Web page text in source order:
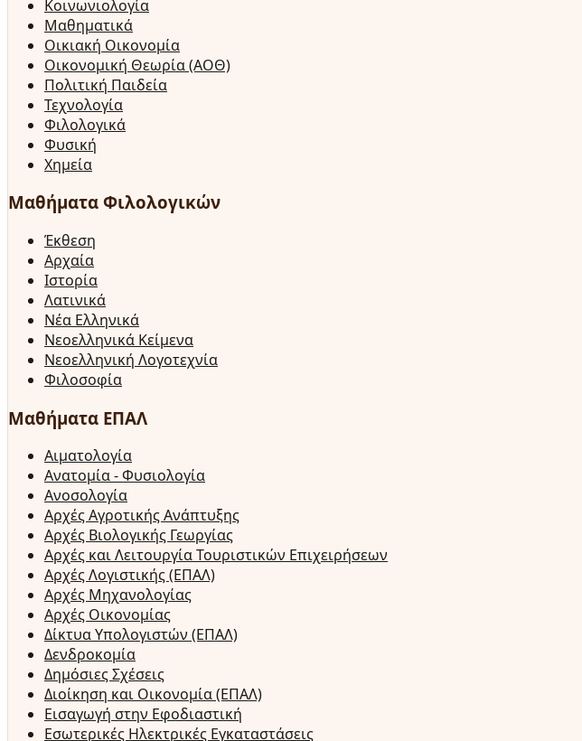
Κοινωνιολογία
Μαθηματικά
Οικιακή Οικονομία
Οικονομική Θεωρία (ΑΟΘ)
Πολιτική Παιδεία
Τεχνολογία
Φιλολογικά
Φυσική
Χημεία
Μαθήματα Φιλολογικών
Έκθεση
Αρχαία
Ιστορία
Λατινικά
Νέα Ελληνικά
Νεοελληνικά Κείμενα
Νεοελληνική Λογοτεχνία
Φιλοσοφία
Μαθήματα ΕΠΑΛ
Αιματολογία
Ανατομία - Φυσιολογία
Ανοσολογία
Αρχές Αγροτικής Ανάπτυξης
Αρχές Βιολογικής Γεωργίας
Αρχές και Λειτουργία Τουριστικών Επιχειρήσεων
Αρχές Λογιστικής (ΕΠΑΛ)
Αρχές Μηχανολογίας
Αρχές Οικονομίας
Δίκτυα Υπολογιστών (ΕΠΑΛ)
Δενδροκομία
Δημόσιες Σχέσεις
Διοίκηση και Οικονομία (ΕΠΑΛ)
Εισαγωγή στην Εφοδιαστική
Εσωτερικές Ηλεκτρικές Εγκαταστάσεις